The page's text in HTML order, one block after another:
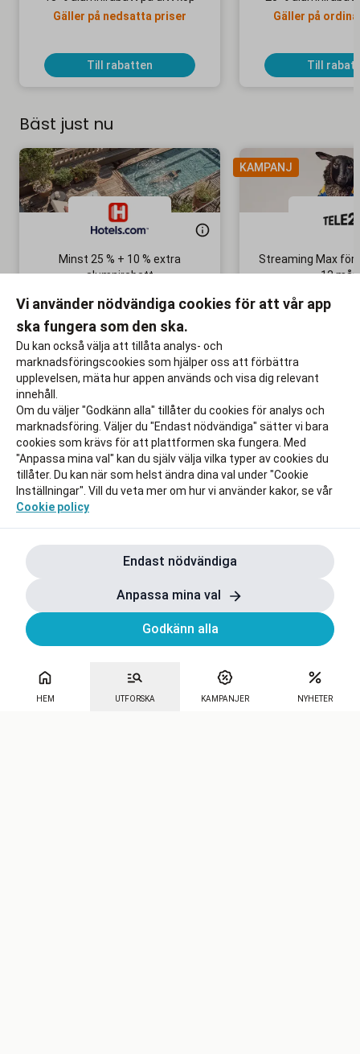
HEM UTFORSKA KAMPANJER NYHETER
Gäller på nedsatta priser
Till rabatten
Gäller på
Till
Bäst just nu
Minst 25 % + 10 % extra
alumnirabatt
Till rabatten
KAMPANJ
Streaming Max för
12 mån
Ingen
Vi använder nödvändiga cookies för att vår app
ska fungera som den ska.
Du kan också välja att tillåta analys- och
marknadsföringscookies som hjälper oss att förbättra
upplevelsen, mäta hur appen används och visa dig relevant
innehåll.
Om du väljer "Godkänn alla" tillåter du cookies för analys och
marknadsföring. Väljer du "Endast nödvändiga" sätter vi bara
cookies som krävs för att plattformen ska fungera. Med
"Anpassa mina val" kan du själv välja vilka typer av cookies du
tillåter. Du kan när som helst ändra dina val under "Cookie
Inställningar". Vill du veta mer om hur vi använder kakor, se vår
Cookie policy
Endast nödvändiga
Anpassa mina val
Godkänn alla